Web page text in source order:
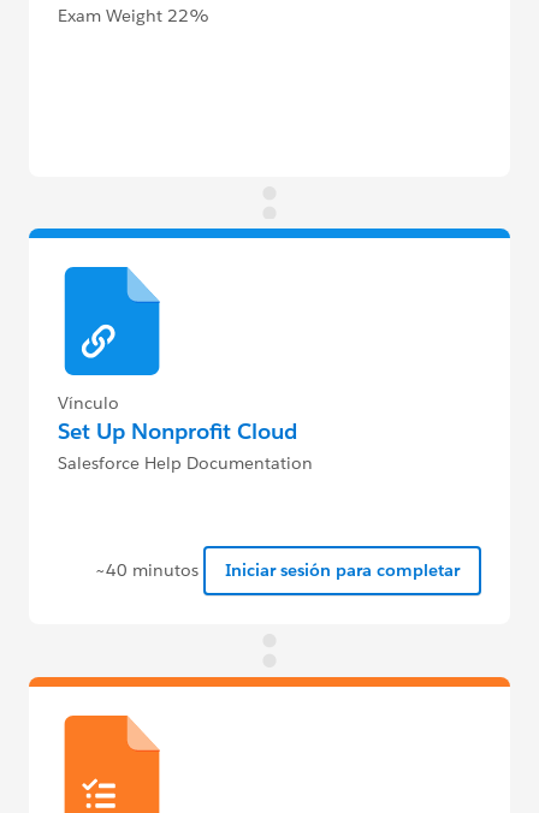
Exam Weight 22%
Vínculo
Set Up Nonprofit Cloud
Salesforce Help Documentation
~40 minutos Iniciar sesión para completar